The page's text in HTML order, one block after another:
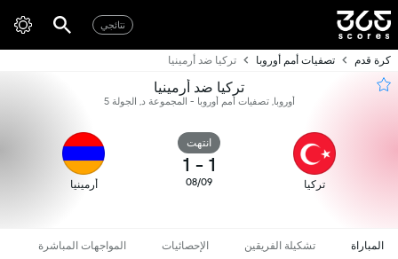
نتائجي
كرة قدم تصفيات أمم أوروبا تركيا ضد أرمينيا
تركيا ضد أرمينيا
أوروبا, تصفيات أمم أوروبا - المجموعة د, الجولة 5
تركيا
انتهت
1
-
1
08/09 أرمينيا
المباراة تشكيلة الفريقين الإحصائيات المواجهات المباشرة